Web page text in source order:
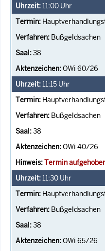
11:00 Uhr
Bußgeldsachen
38
OWi 60/26
11:15 Uhr
Bußgeldsachen
38
OWi 40/26
Termin
11:30 Uhr
Bußgeldsachen
38
OWi 65/26